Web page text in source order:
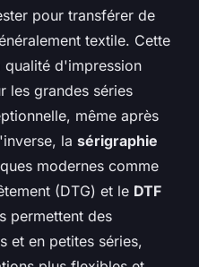
pour transférer de
textile. Cette
qualité d'impression
les grandes séries
même après
la sérigraphie
modernes comme
(DTG) et le DTF
permettent des
et en petites séries,